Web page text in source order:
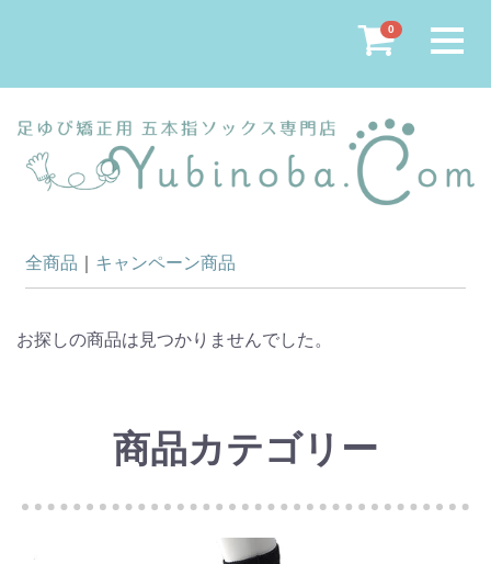
0 Menu
全商品 キャンペーン商品
お探しの商品は見つかりませんでした。
商品カテゴリー